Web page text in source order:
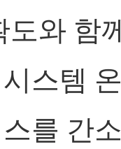
도와 함
스템
를 간